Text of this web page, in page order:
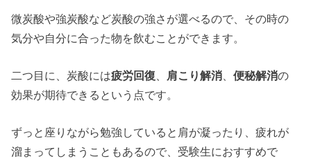
微炭酸や強炭酸など炭酸の強さが選べるので、その時の
気分や自分に合った物を飲むことができます。
二つ目に、炭酸には疲労回復 肩こり解消 、便秘解消の
効果が期待できるという点です。
ずっと座りながら勉強していると肩が凝ったり、疲れが
溜まってしまうこともあるので、受験生におすすめで